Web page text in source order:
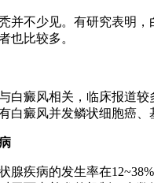
不少见。有研究表明，
也比较多。
癜风相关，临床报道较
白癜风并发鳞状细胞癌
疾病的发生率在12~38%,